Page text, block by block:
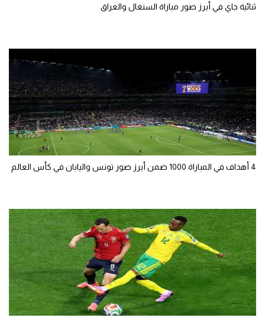
ثنائية جاي في أبرز صور مباراة السنغال والعراق
4 أهداف في المباراة 1000 ضمن أبرز صور تونس واليابان في كأس العالم